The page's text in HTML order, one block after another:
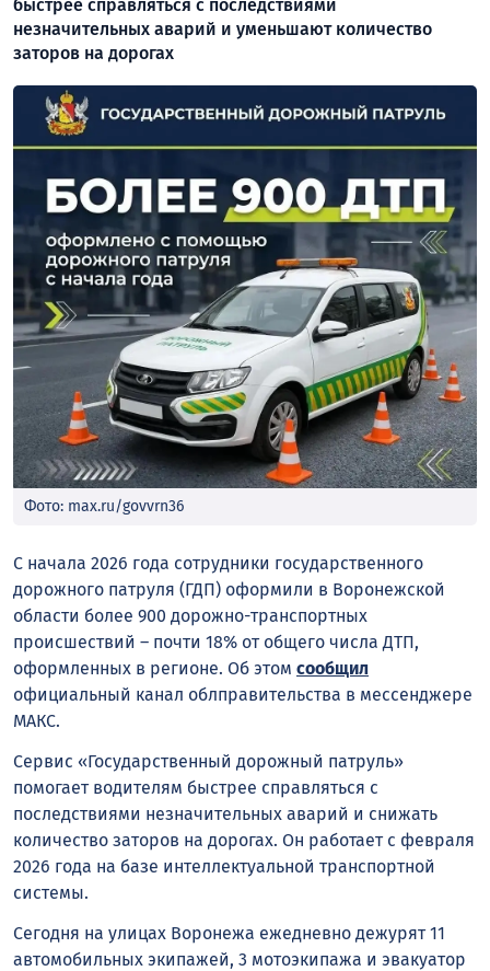
быстрее справляться с последствиями
незначительных аварий и уменьшают количество
заторов на дорогах
Фото: max.ru/govvrn36
С начала 2026 года сотрудники государственного
дорожного патруля (ГДП) оформили в Воронежской
области более 900 дорожно-транспортных
происшествий – почти 18% от общего числа ДТП,
оформленных в регионе. Об этом сообщил
официальный канал облправительства в мессенджере
МАКС.
Сервис «Государственный дорожный патруль»
помогает водителям быстрее справляться с
последствиями незначительных аварий и снижать
количество заторов на дорогах. Он работает с февраля
2026 года на базе интеллектуальной транспортной
системы.
Сегодня на улицах Воронежа ежедневно дежурят 11
автомобильных экипажей, 3 мотоэкипажа и эвакуатор